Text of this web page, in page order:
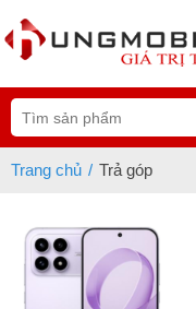
Trang chủ Trả góp